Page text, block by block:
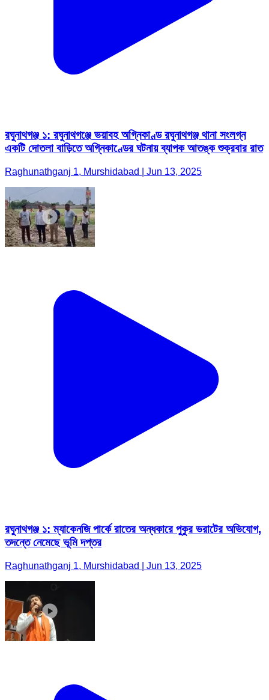
রঘুনাথগঞ্জ ১: রঘুনাথগঞ্জে ভয়াবহ অগ্নিকাণ্ড রঘুনাথগঞ্জ থানা সংলগ্ন
একটি দোতলা বাড়িতে অগ্নিকাণ্ডের ঘটনায় ব্যাপক আতঙ্ক শুক্রবার রাত
Raghunathganj 1, Murshidabad | Jun 13, 2025
রঘুনাথগঞ্জ ১: ম্যাকেনজি পার্কে রাতের অন্ধকারে পুকুর ভরাটের অভিযোগ,
তদন্তে নেমেছে ভূমি দপ্তর
Raghunathganj 1, Murshidabad | Jun 13, 2025